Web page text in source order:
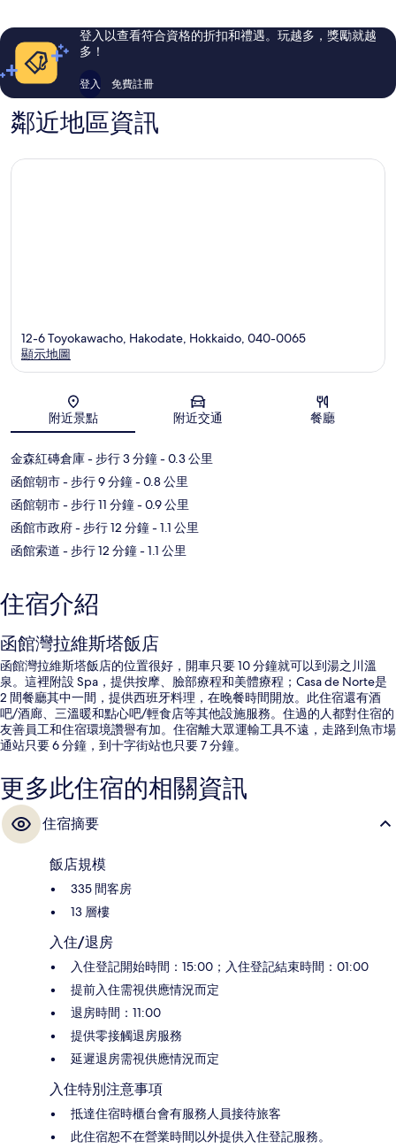
則
評
則
評
登入以查看符合資格的折扣和禮遇。玩越多，獎勵就越
多！
登入 免費註冊
鄰近地區資訊
地圖
12-6 Toyokawacho, Hakodate, Hokkaido, 040-0065
顯示地圖
附近景點 附近交通 餐廳
金森紅磚倉庫- 步行 3 分鐘- 0.3 公里
函館朝市- 步行 9 分鐘- 0.8 公里
函館朝市- 步行 11 分鐘- 0.9 公里
函館市政府- 步行 12 分鐘- 1.1 公里
函館索道 - 步行 12 分鐘- 1.1 公里
住宿介紹
函館灣拉維斯塔飯店
函館灣拉維斯塔飯店的位置很好，開車只要 10 分鐘就可以到湯之川溫
泉。這裡附設 Spa，提供按摩、臉部療程和美體療程；Casa de Norte是
2 間餐廳其中一間，提供西班牙料理，在晚餐時間開放。此住宿還有酒
吧/酒廊、三溫暖和點心吧/輕食店等其他設施服務。住過的人都對住宿的
友善員工和住宿環境讚譽有加。住宿離大眾運輸工具不遠，走路到魚市場
通站只要 6 分鐘，到十字街站也只要 7 分鐘。
更多此住宿的相關資訊
住宿摘要
飯店規模
335 間客房
13 層樓
入住/退房
入住登記開始時間：15:00；入住登記結束時間：01:00
提前入住需視供應情況而定
退房時間：11:00
提供零接觸退房服務
延遲退房需視供應情況而定
入住特別注意事項
抵達住宿時櫃台會有服務人員接待旅客
此住宿恕不在營業時間以外提供入住登記服務。